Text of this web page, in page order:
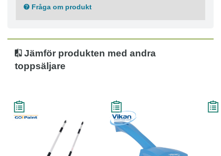
Fråga om produkt
Jämför produkten med andra
toppsäljare